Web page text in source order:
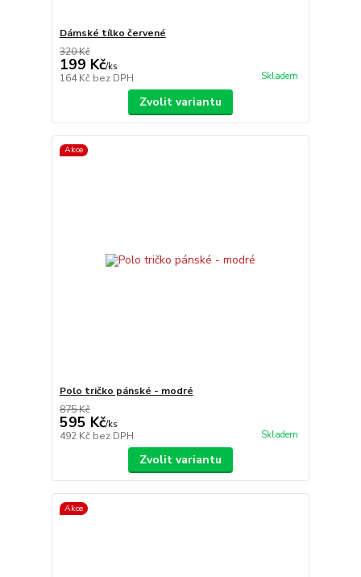
Dámské tílko červené
320 Kč
199 Kč/ks
164 Kč bez DPH Skladem
Zvolit variantu
Akce
Polo tričko pánské - modré
875 Kč
595 Kč/ks
492 Kč bez DPH Skladem
Zvolit variantu
Akce